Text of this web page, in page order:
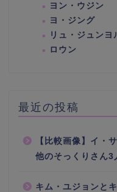
ヨン・ウジン
ヨ・ジング
リュ・ジュンヨ
ロウン
最近の投稿
【比較画像】イ・
他のそっくりさん3
キム・ユジョンと